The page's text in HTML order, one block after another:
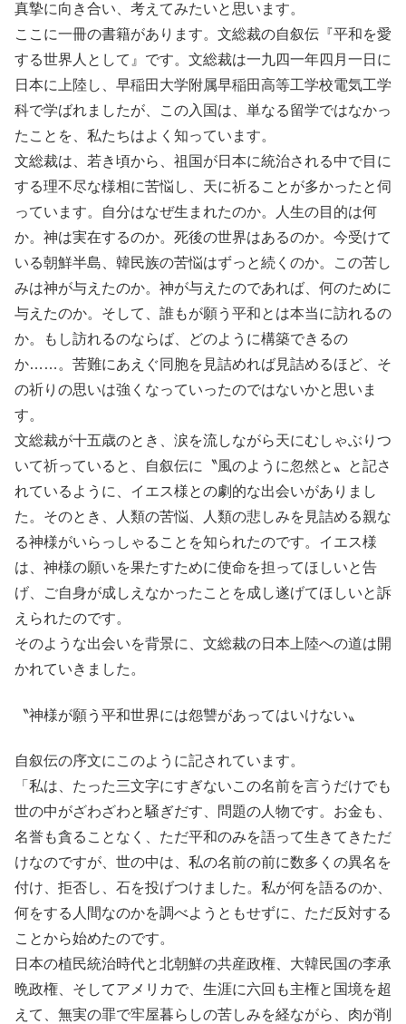
真摯に向き合い、考えてみたいと思います。
ここに一冊の書籍があります。文総裁の自叙伝『平和を愛
する世界人として』です。文総裁は一九四一年四月一日に
日本に上陸し、早稲田大学附属早稲田高等工学校電気工学
科で学ばれましたが、この入国は、単なる留学ではなかっ
たことを、私たちはよく知っています。
文総裁は、若き頃から、祖国が日本に統治される中で目に
する理不尽な様相に苦悩し、天に祈ることが多かったと伺
っています。自分はなぜ生まれたのか。人生の目的は何
か。神は実在するのか。死後の世界はあるのか。今受けて
いる朝鮮半島、韓民族の苦悩はずっと続くのか。この苦し
みは神が与えたのか。神が与えたのであれば、何のために
与えたのか。そして、誰もが願う平和とは本当に訪れるの
か。もし訪れるのならば、どのように構築できるの
か……。苦難にあえぐ同胞を見詰めれば見詰めるほど、そ
の祈りの思いは強くなっていったのではないかと思いま
す。
文総裁が十五歳のとき、涙を流しながら天にむしゃぶりつ
いて祈っていると、自叙伝に〝風のように忽然と〟と記さ
れているように、イエス様との劇的な出会いがありまし
た。そのとき、人類の苦悩、人類の悲しみを見詰める親な
る神様がいらっしゃることを知られたのです。イエス様
は、神様の願いを果たすために使命を担ってほしいと告
げ、ご自身が成しえなかったことを成し遂げてほしいと訴
えられたのです。
そのような出会いを背景に、文総裁の日本上陸への道は開
かれていきました。
〝神様が願う平和世界には怨讐があってはいけない〟
自叙伝の序文にこのように記されています。
「私は、たった三文字にすぎないこの名前を言うだけでも
世の中がざわざわと騒ぎだす、問題の人物です。お金も、
名誉も貪ることなく、ただ平和のみを語って生きてきただ
けなのですが、世の中は、私の名前の前に数多くの異名を
付け、拒否し、石を投げつけました。私が何を語るのか、
何をする人間なのかを調べようともせずに、ただ反対する
ことから始めたのです。
日本の植民統治時代と北朝鮮の共産政権、大韓民国の李承
晩政権、そしてアメリカで、生涯に六回も主権と国境を超
えて、無実の罪で牢屋暮らしの苦しみを経ながら、肉が削